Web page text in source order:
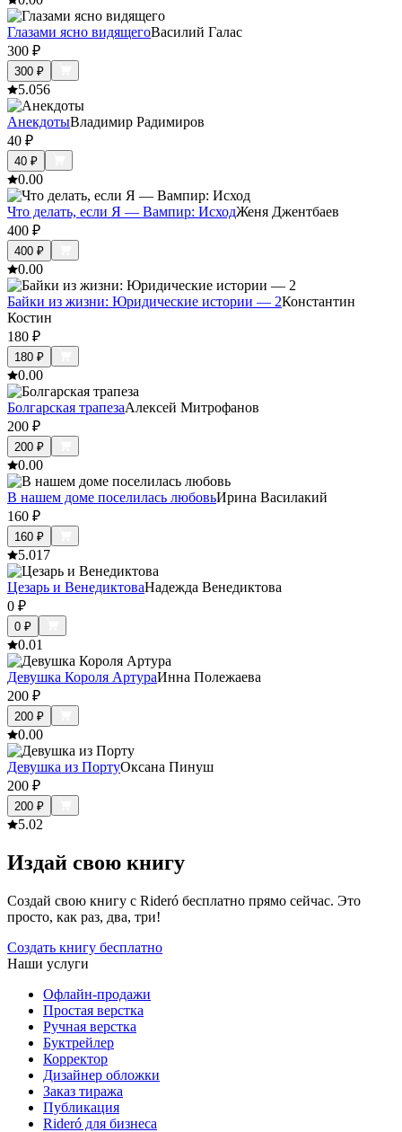
Глазами ясно видящегоВасилий Галас
300 ₽
300 ₽
5.056
АнекдотыВладимир Радимиров
40 ₽
40 ₽
0.00
Что делать, если Я — Вампир: ИсходЖеня Джентбаев
400 ₽
400 ₽
0.00
Байки из жизни: Юридические истории — 2Константин
Костин
180 ₽
180 ₽
0.00
Болгарская трапезаАлексей Митрофанов
200 ₽
200 ₽
0.00
В нашем доме поселилась любовьИрина Василакий
160 ₽
160 ₽
5.017
Цезарь и ВенедиктоваНадежда Венедиктова
0 ₽
0 ₽
0.01
Девушка Короля АртураИнна Полежаева
200 ₽
200 ₽
0.00
Девушка из ПортуОксана Пинуш
200 ₽
200 ₽
5.02
Издай свою книгу
Создай свою книгу с Rideró бесплатно прямо сейчас. Это
просто, как раз, два, три!
Создать книгу бесплатно
Наши услуги
Офлайн-продажи
Простая верстка
Ручная верстка
Буктрейлер
Корректор
Дизайнер обложки
Заказ тиража
Публикация
Rideró для бизнеса